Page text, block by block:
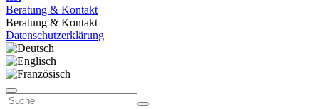
Beratung & Kontakt
Beratung & Kontakt
Datenschutzerklärung